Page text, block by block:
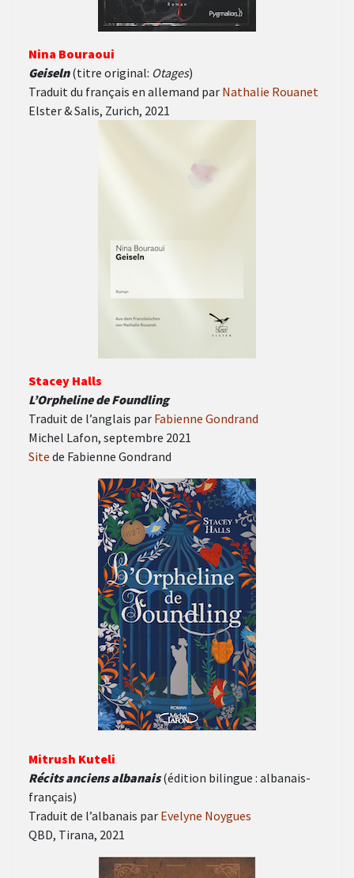
Nina Bouraoui
Geiseln(titre original: Otages)
Traduit du français en allemand par Nathalie Rouanet
Elster & Salis, Zurich, 2021
Stacey Halls
L’Orpheline de Foundling
Traduit de l’anglais par Fabienne Gondrand
Michel Lafon, septembre 2021
Site de Fabienne Gondrand
Mitrush Kuteli
Récits anciens albanais(édition bilingue : albanais-
français)
Traduit de l’albanais par Evelyne Noygues
QBD, Tirana, 2021